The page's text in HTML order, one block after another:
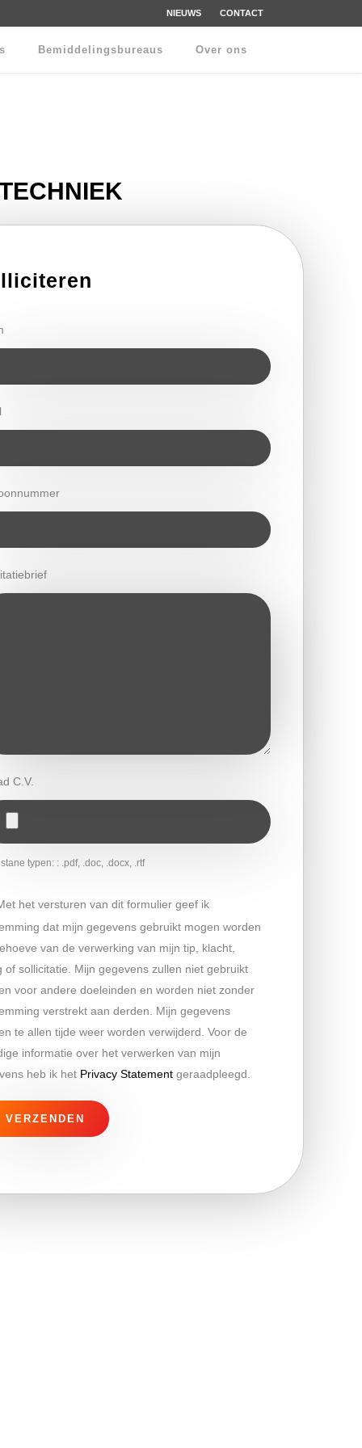
NIEUWS CONTACT
Bemiddelingsbureaus Over ons
C.V.
typen: : .pdf, .doc, .docx, .rtf
het versturen van dit formulier geef ik
dat mijn gegevens gebruikt mogen worden
van de verwerking van mijn tip, klacht,
of sollicitatie. Mijn gegevens zullen niet gebruikt
voor andere doeleinden en worden niet zonder
verstrekt aan derden. Mijn gegevens
te allen tijde weer worden verwijderd. Voor de
informatie over het verwerken van mijn
heb ik het Privacy Statement geraadpleegd.